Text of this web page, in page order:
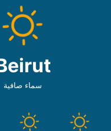
سماء صافية